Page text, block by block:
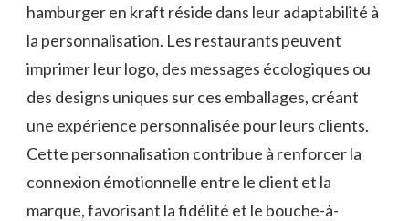
hamburger en kraft réside dans leur adaptabilité à
la personnalisation. Les restaurants peuvent
imprimer leur logo, des messages écologiques ou
des designs uniques sur ces emballages, créant
une expérience personnalisée pour leurs clients.
Cette personnalisation contribue à renforcer la
connexion émotionnelle entre le client et la
marque, favorisant la fidélité et le bouche-à-